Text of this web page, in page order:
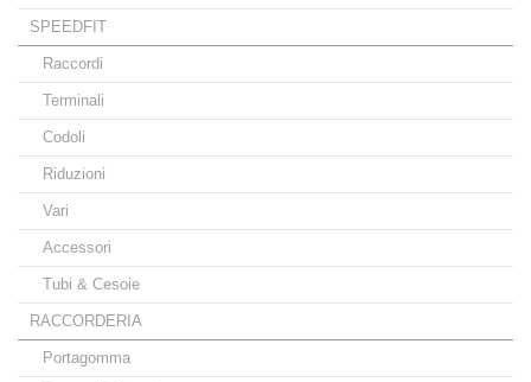
SPEEDFIT
Raccordi
Terminali
Codoli
Riduzioni
Vari
Accessori
Tubi & Cesoie
RACCORDERIA
Portagomma